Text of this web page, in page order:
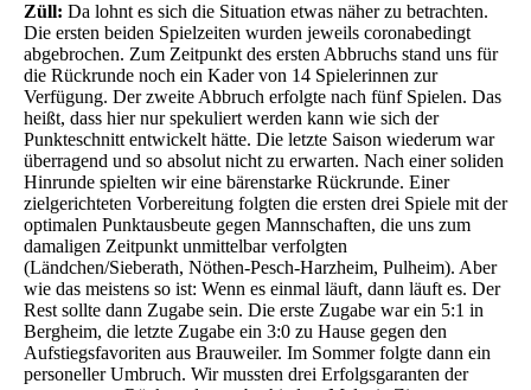
Züll: Da lohnt es sich die Situation etwas näher zu betrachten.
Die ersten beiden Spielzeiten wurden jeweils coronabedingt
abgebrochen. Zum Zeitpunkt des ersten Abbruchs stand uns für
die Rückrunde noch ein Kader von 14 Spielerinnen zur
Verfügung. Der zweite Abbruch erfolgte nach fünf Spielen. Das
heißt, dass hier nur spekuliert werden kann wie sich der
Punkteschnitt entwickelt hätte. Die letzte Saison wiederum war
überragend und so absolut nicht zu erwarten. Nach einer soliden
Hinrunde spielten wir eine bärenstarke Rückrunde. Einer
zielgerichteten Vorbereitung folgten die ersten drei Spiele mit der
optimalen Punktausbeute gegen Mannschaften, die uns zum
damaligen Zeitpunkt unmittelbar verfolgten
(Ländchen/Sieberath, Nöthen-Pesch-Harzheim, Pulheim). Aber
wie das meistens so ist: Wenn es einmal läuft, dann läuft es. Der
Rest sollte dann Zugabe sein. Die erste Zugabe war ein 5:1 in
Bergheim, die letzte Zugabe ein 3:0 zu Hause gegen den
Aufstiegsfavoriten aus Brauweiler. Im Sommer folgte dann ein
personeller Umbruch. Wir mussten drei Erfolgsgaranten der